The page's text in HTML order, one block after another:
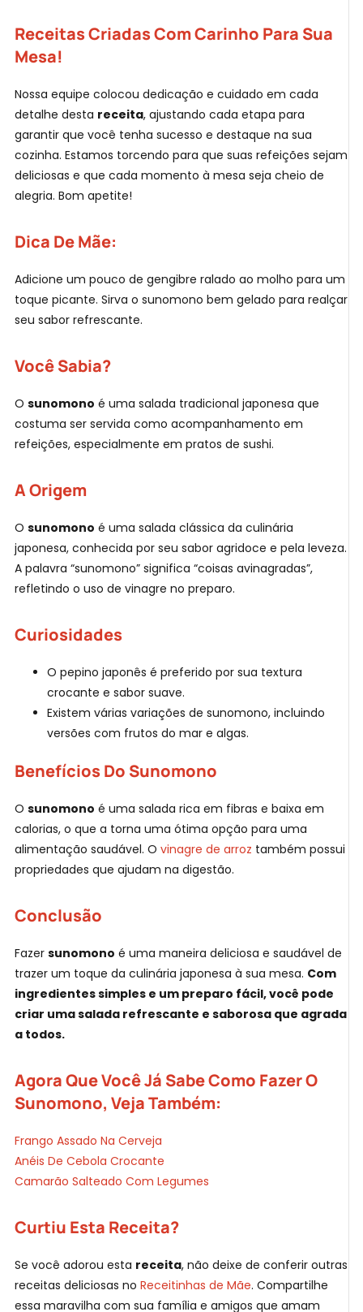
Receitas Criadas Com Carinho Para Sua
Mesa!
Nossa equipe colocou dedicação e cuidado em cada
detalhe desta receita, ajustando cada etapa para
garantir que você tenha sucesso e destaque na sua
cozinha. Estamos torcendo para que suas refeições sejam
deliciosas e que cada momento à mesa seja cheio de
alegria. Bom apetite!
Dica De Mãe:
Adicione um pouco de gengibre ralado ao molho para um
toque picante. Sirva o sunomono bem gelado para realçar
seu sabor refrescante.
Você Sabia?
O sunomono é uma salada tradicional japonesa que
costuma ser servida como acompanhamento em
refeições, especialmente em pratos de sushi.
A Origem
O sunomono é uma salada clássica da culinária
japonesa, conhecida por seu sabor agridoce e pela leveza.
A palavra “sunomono” significa “coisas avinagradas”,
refletindo o uso de vinagre no preparo.
Curiosidades
O pepino japonês é preferido por sua textura
crocante e sabor suave.
Existem várias variações de sunomono, incluindo
versões com frutos do mar e algas.
Benefícios Do Sunomono
O sunomono é uma salada rica em fibras e baixa em
calorias, o que a torna uma ótima opção para uma
alimentação saudável. O vinagre de arroz também possui
propriedades que ajudam na digestão.
Conclusão
Fazer sunomono é uma maneira deliciosa e saudável de
trazer um toque da culinária japonesa à sua mesa. Com
ingredientes simples e um preparo fácil, você pode
criar uma salada refrescante e saborosa que agrada
a todos.
Agora Que Você Já Sabe Como Fazer O
Sunomono, Veja Também:
Frango Assado Na Cerveja
Anéis De Cebola Crocante
Camarão Salteado Com Legumes
Curtiu Esta Receita?
Se você adorou esta receita, não deixe de conferir outras
receitas deliciosas no Receitinhas de Mãe. Compartilhe
essa maravilha com sua família e amigos que amam